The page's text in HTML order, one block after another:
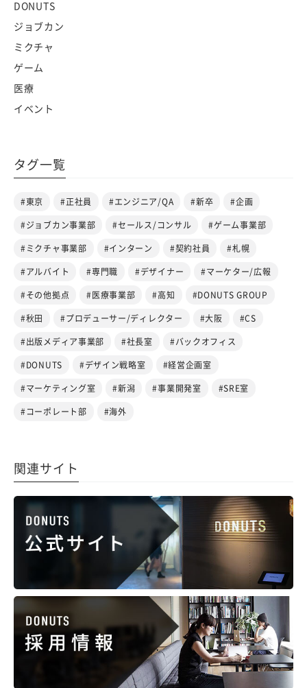
DONUTS
ジョブカン
ミクチャ
ゲーム
医療
イベント
タグ一覧
#東京 #正社員 #エンジニア/QA #新卒 #企画
#ジョブカン事業部 #セールス/コンサル #ゲーム事業部
#ミクチャ事業部 #インターン #契約社員 #札幌
#アルバイト #専門職 #デザイナー #マーケター/広報
#その他拠点 #医療事業部 #高知 #DONUTS GROUP
#秋田 #プロデューサー/ディレクター #大阪 #CS
#出版メディア事業部 #社長室 #バックオフィス
#DONUTS #デザイン戦略室 #経営企画室
#マーケティング室 #新潟 #事業開発室 #SRE室
#コーポレート部 #海外
関連サイト